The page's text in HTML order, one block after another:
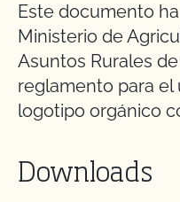
Este documento
Ministerio de
Asuntos Rurales
reglamento para el
logotipo orgánico
Downloads